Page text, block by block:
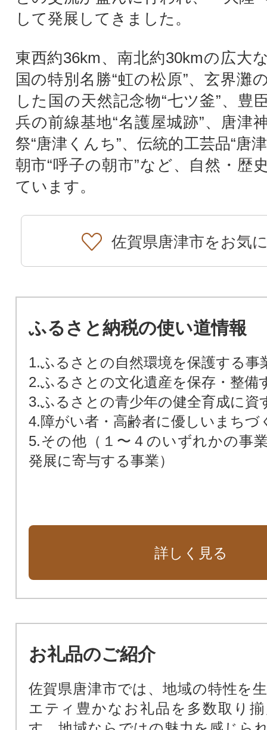
して発展してきました。
東西約36km、南北約30kmの広大
国の特別名勝“虹の松原”、玄界灘
した国の天然記念物“七ツ釜”、豊
兵の前線基地“名護屋城跡”、唐津
祭“唐津くんち”、伝統的工芸品“唐
朝市“呼子の朝市”など、自然・歴
ています。
佐賀県唐津市をお気
ふるさと納税の使い道情報
1.ふるさとの自然環境を保護する事
2.ふるさとの文化遺産を保存・整備
3.ふるさとの青少年の健全育成に資
4.障がい者・高齢者に優しいまちづ
5.その他（１〜４のいずれかの事
発展に寄与する事業）
詳しく見る
お礼品のご紹介
佐賀県唐津市では、地域の特性を
エティ豊かなお礼品を多数取り